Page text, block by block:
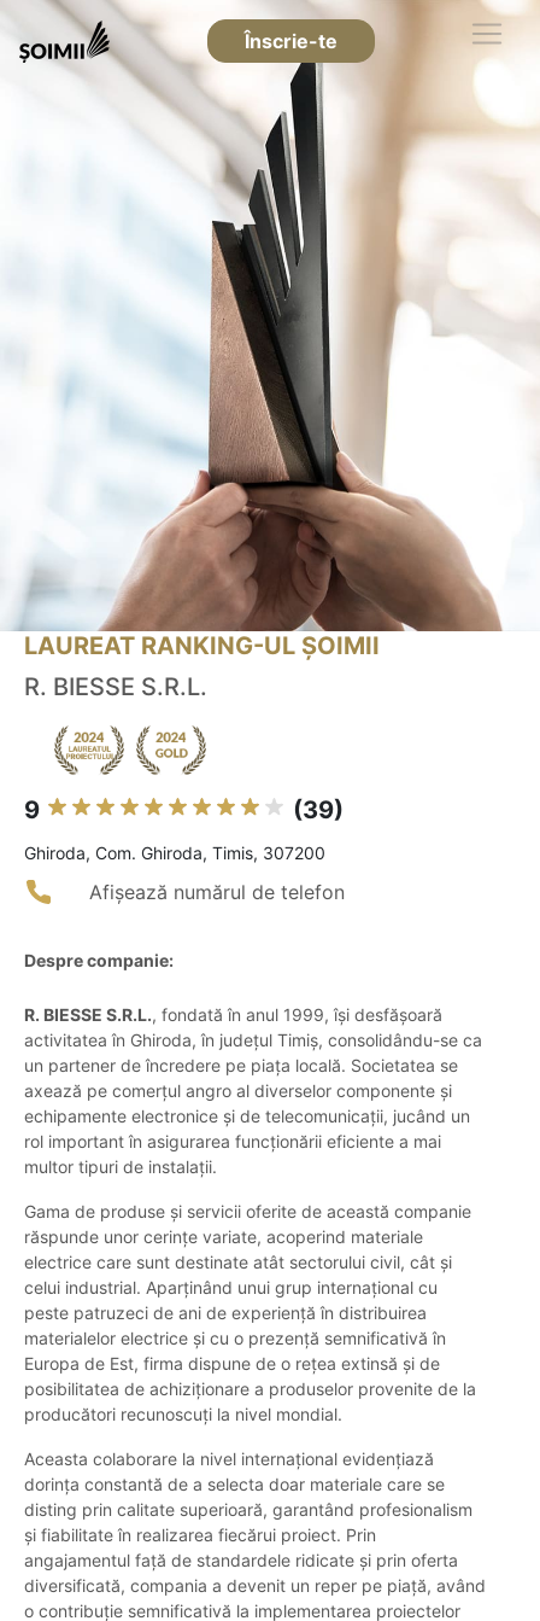
Înscrie-te
LAUREAT RANKING-UL ȘOIMII
R. BIESSE S.R.L.
9 (39)
Ghiroda, Com. Ghiroda, Timis, 307200
Afișează numărul de telefon
Despre companie:
R. BIESSE S.R.L., fondată în anul 1999, își desfășoară
activitatea în Ghiroda, în județul Timiș, consolidându-se ca
un partener de încredere pe piața locală. Societatea se
axează pe comerțul angro al diverselor componente și
echipamente electronice și de telecomunicații, jucând un
rol important în asigurarea funcționării eficiente a mai
multor tipuri de instalații.
Gama de produse și servicii oferite de această companie
răspunde unor cerințe variate, acoperind materiale
electrice care sunt destinate atât sectorului civil, cât și
celui industrial. Aparținând unui grup internațional cu
peste patruzeci de ani de experiență în distribuirea
materialelor electrice și cu o prezență semnificativă în
Europa de Est, firma dispune de o rețea extinsă și de
posibilitatea de achiziționare a produselor provenite de la
producători recunoscuți la nivel mondial.
Aceasta colaborare la nivel internațional evidențiază
dorința constantă de a selecta doar materiale care se
disting prin calitate superioară, garantând profesionalism
și fiabilitate în realizarea fiecărui proiect. Prin
angajamentul față de standardele ridicate și prin oferta
diversificată, compania a devenit un reper pe piață, având
o contribuție semnificativă la implementarea proiectelor